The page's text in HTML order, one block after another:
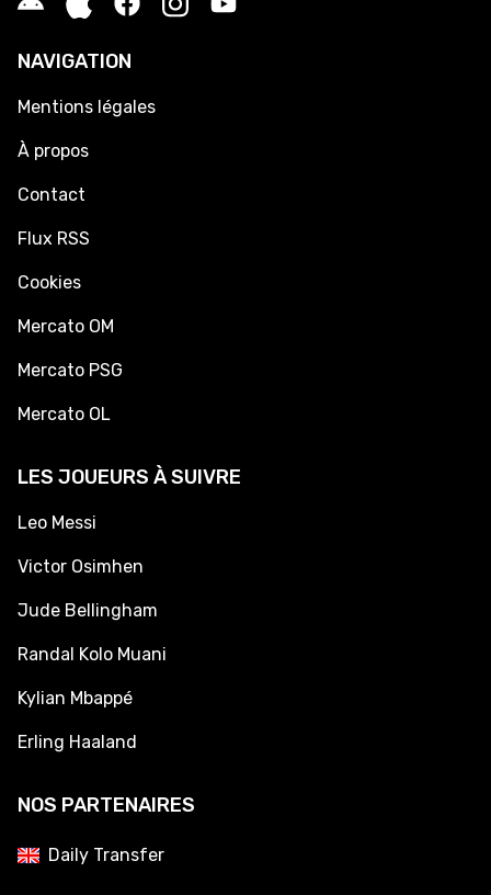
NAVIGATION
Mentions légales
À propos
Contact
Flux RSS
Cookies
Mercato OM
Mercato PSG
Mercato OL
LES JOUEURS À SUIVRE
Leo Messi
Victor Osimhen
Jude Bellingham
Randal Kolo Muani
Kylian Mbappé
Erling Haaland
NOS PARTENAIRES
Daily Transfer